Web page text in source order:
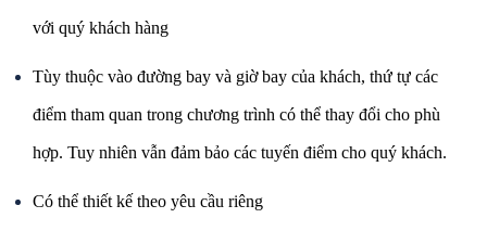
với quý khách hàng
Tùy thuộc vào đường bay và giờ bay của khách, thứ tự các
điểm tham quan trong chương trình có thể thay đổi cho phù
hợp. Tuy nhiên vẫn đảm bảo các tuyến điểm cho quý khách.
Có thể thiết kế theo yêu cầu riêng